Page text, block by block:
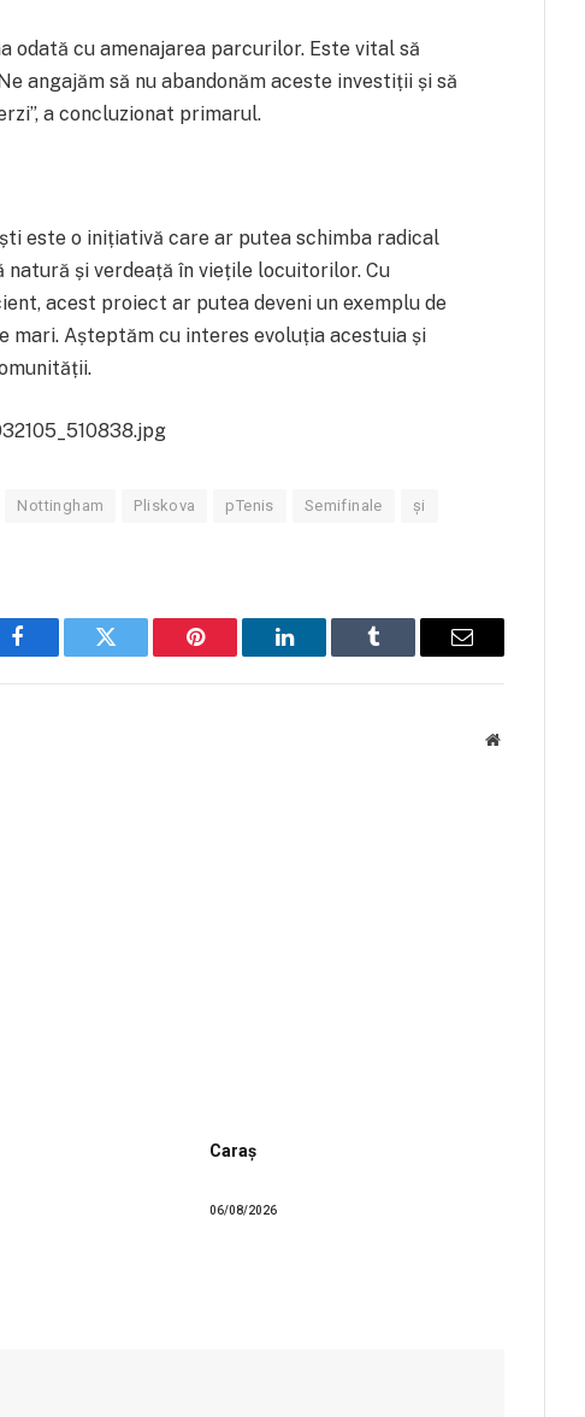
odată cu amenajarea parcurilor. Este vital să
angajăm să nu abandonăm aceste investiții și să
a concluzionat primarul.
este o inițiativă care ar putea schimba radical
și verdeață în viețile locuitorilor. Cu
acest proiect ar putea deveni un exemplu de
mari. Așteptăm cu interes evoluția acestuia și
Nottingham Pliskova pTenis Semifinale și
Facebook Twitter Pinterest LinkedIn Tumblr Email
Website
Caraș
06/08/2026